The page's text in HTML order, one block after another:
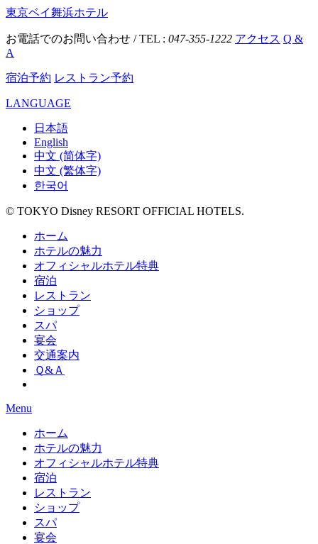
東京ベイ舞浜ホテル
お電話でのお問い合わせ / TEL : 047-355-1222 アクセス Q &
A
宿泊予約 レストラン予約
LANGUAGE
日本語
English
中文 (简体字)
中文 (繁体字)
한국어
© TOKYO Disney RESORT OFFICIAL HOTELS.
ホーム
ホテルの魅力
オフィシャルホテル特典
宿泊
レストラン
ショップ
スパ
宴会
交通案内
Ｑ&Ａ
Menu
ホーム
ホテルの魅力
オフィシャルホテル特典
宿泊
レストラン
ショップ
スパ
宴会